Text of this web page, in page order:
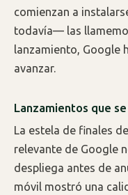
comienzan a
todavía— las
lanzamiento, Google
avanzar.
Lanzamientos que
La estela de finales
relevante de Google
despliega antes de
móvil mostró una